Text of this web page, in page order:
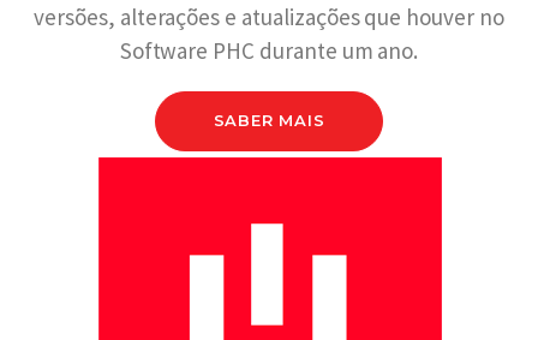
versões, alterações e atualizações que houver no
Software PHC durante um ano.
SABER MAIS